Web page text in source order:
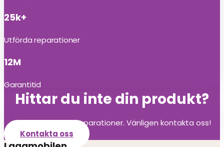
25k+
Utförda reparationer
12M
Garantitid
Hittar du inte din produkt?
Vi utför alla olika reparationer. Vänligen kontakta oss!
Kontakta oss